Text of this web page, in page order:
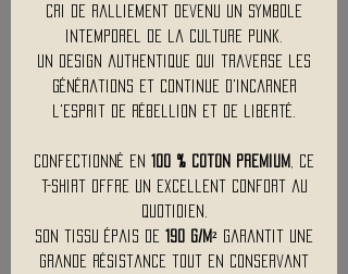
cri de ralliement devenu un symbole
intemporel de la culture punk.
Un design authentique qui traverse les
générations et continue d'incarner
l'esprit de rébellion et de liberté.
Confectionné en 100 % coton premium , ce
t-shirt offre un excellent confort au
quotidien.
Son tissu épais de 190 g/m² garantit une
grande résistance tout en conservant